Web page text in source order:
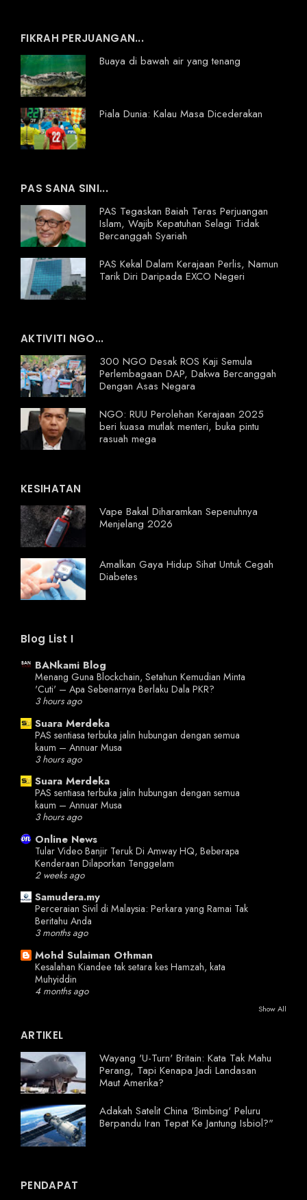
FIKRAH PERJUANGAN...
Buaya di bawah air yang tenang
Piala Dunia: Kalau Masa Dicederakan
PAS SANA SINI...
PAS Tegaskan Baiah Teras Perjuangan
Islam, Wajib Kepatuhan Selagi Tidak
Bercanggah Syariah
PAS Kekal Dalam Kerajaan Perlis, Namun
Tarik Diri Daripada EXCO Negeri
AKTIVITI NGO...
300 NGO Desak ROS Kaji Semula
Perlembagaan DAP, Dakwa Bercanggah
Dengan Asas Negara
NGO: RUU Perolehan Kerajaan 2025
beri kuasa mutlak menteri, buka pintu
rasuah mega
KESIHATAN
Vape Bakal Diharamkan Sepenuhnya
Menjelang 2026
Amalkan Gaya Hidup Sihat Untuk Cegah
Diabetes
Blog List I
BANkami Blog
Menang Guna Blockchain, Setahun Kemudian Minta
'Cuti' – Apa Sebenarnya Berlaku Dala PKR?
3 hours ago
Suara Merdeka
PAS sentiasa terbuka jalin hubungan dengan semua
kaum – Annuar Musa
3 hours ago
Suara Merdeka
PAS sentiasa terbuka jalin hubungan dengan semua
kaum – Annuar Musa
3 hours ago
Online News
Tular Video Banjir Teruk Di Amway HQ, Beberapa
Kenderaan Dilaporkan Tenggelam
2 weeks ago
Samudera.my
Perceraian Sivil di Malaysia: Perkara yang Ramai Tak
Beritahu Anda
3 months ago
Mohd Sulaiman Othman
Kesalahan Kiandee tak setara kes Hamzah, kata
Muhyiddin
4 months ago
Show All
ARTIKEL
Wayang 'U-Turn' Britain: Kata Tak Mahu
Perang, Tapi Kenapa Jadi Landasan
Maut Amerika?
Adakah Satelit China 'Bimbing' Peluru
Berpandu Iran Tepat Ke Jantung Isbiol?"
PENDAPAT